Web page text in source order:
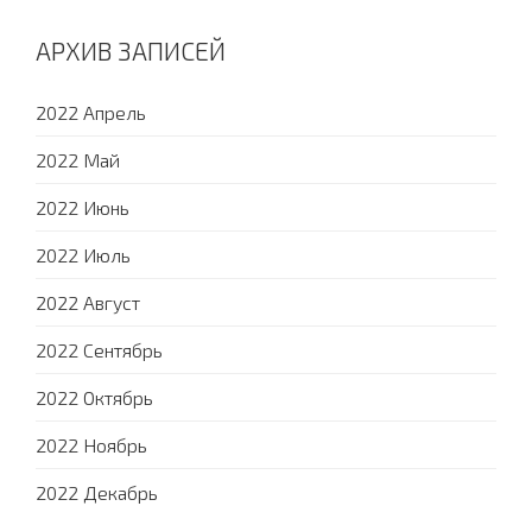
АРХИВ ЗАПИСЕЙ
2022 Апрель
2022 Май
2022 Июнь
2022 Июль
2022 Август
2022 Сентябрь
2022 Октябрь
2022 Ноябрь
2022 Декабрь